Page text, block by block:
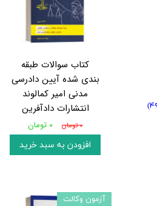
کتاب سوالات طبقه
بندی شده آیین دادرسی
مدنی امیر کمالوند
انتشارات دادآفرین
۰ تومان ۰ تومان
افزودن به سبد خرید
آزمون وکالت